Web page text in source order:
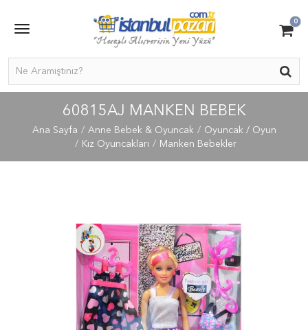
0
60815AJ MANKEN BEBEK
Ana Sayfa Anne Bebek & Oyuncak
Oyuncak / Oyun
Kız Oyuncakları
Manken Bebekler